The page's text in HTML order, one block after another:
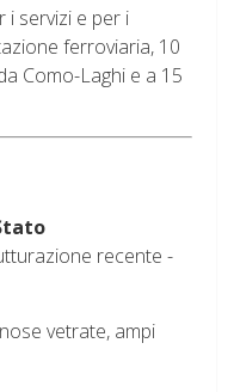
i servizi e per i
ferroviaria, 10
Como-Laghi e a 15
recente -
vetrate, ampi